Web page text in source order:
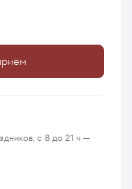
с 8 до 21 ч —